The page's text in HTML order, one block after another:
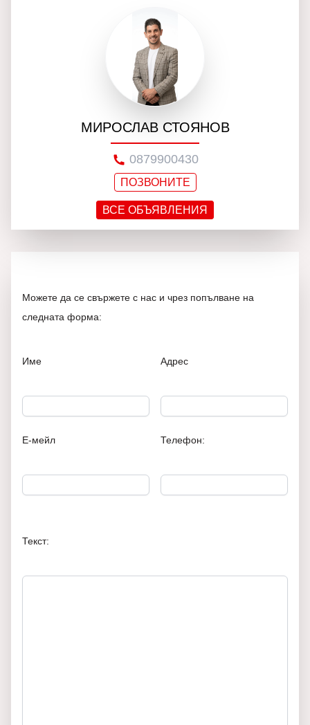
МИРОСЛАВ СТОЯНОВ
0879900430
ПОЗВОНИТЕ
ВСЕ ОБЪЯВЛЕНИЯ
Можете да се свържете с нас и чрез попълване на
следната форма:
Име
Е-мейл
Адрес
Телефон:
Текст: